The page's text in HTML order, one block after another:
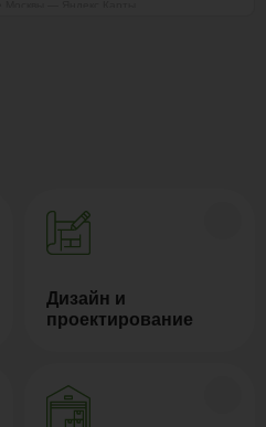
Дизайн и
проектирование